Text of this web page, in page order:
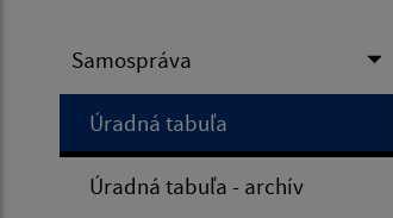
Samospráva
Úradná tabuľa
Úradná tabuľa - archív